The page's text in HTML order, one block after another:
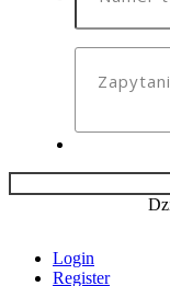
Login
Register